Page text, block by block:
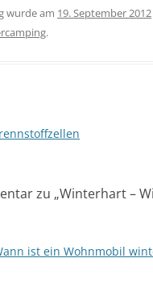
wurde am 19. September 2012
.
zu „Winterhart –
ist ein Wohnmobil